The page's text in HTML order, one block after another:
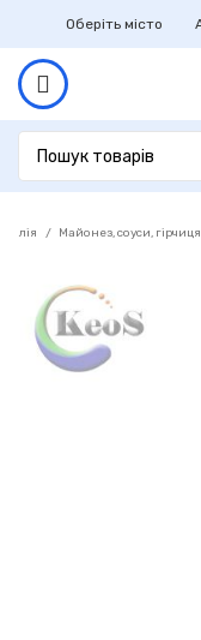
Оберіть місто
Майонез, соуси, гірчиця